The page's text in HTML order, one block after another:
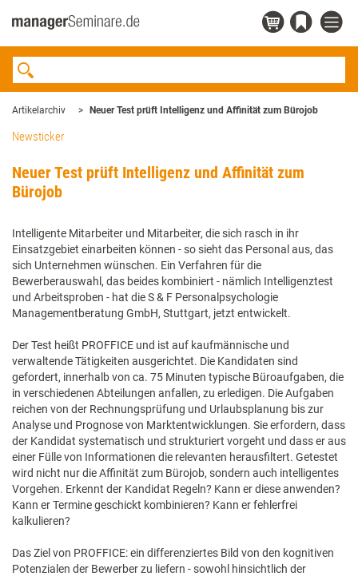
Artikelarchiv Neuer Test prüft Intelligenz und Affinität zum Bürojob
Newsticker
Neuer Test prüft Intelligenz und Affinität zum
Bürojob
Intelligente Mitarbeiter und Mitarbeiter, die sich rasch in ihr
Einsatzgebiet einarbeiten können - so sieht das Personal aus, das
sich Unternehmen wünschen. Ein Verfahren für die
Bewerberauswahl, das beides kombiniert - nämlich Intelligenztest
und Arbeitsproben - hat die S & F Personalpsychologie
Managementberatung GmbH, Stuttgart, jetzt entwickelt.
Der Test heißt PROFFICE und ist auf kaufmännische und
verwaltende Tätigkeiten ausgerichtet. Die Kandidaten sind
gefordert, innerhalb von ca. 75 Minuten typische Büroaufgaben, die
in verschiedenen Abteilungen anfallen, zu erledigen. Die Aufgaben
reichen von der Rechnungsprüfung und Urlaubsplanung bis zur
Analyse und Prognose von Marktentwicklungen. Sie erfordern, dass
der Kandidat systematisch und strukturiert vorgeht und dass er aus
einer Fülle von Informationen die relevanten herausfiltert. Getestet
wird nicht nur die Affinität zum Bürojob, sondern auch intelligentes
Vorgehen. Erkennt der Kandidat Regeln? Kann er diese anwenden?
Kann er Termine geschickt kombinieren? Kann er fehlerfrei
kalkulieren?
Das Ziel von PROFFICE: ein differenziertes Bild von den kognitiven
Potenzialen der Bewerber zu liefern - sowohl hinsichtlich der